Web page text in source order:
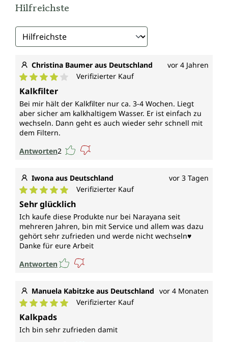
Hilfreichste
Christina Baumer aus Deutschland vor 4 Jahren
Durchschnittliche Bewertung von 4 von 5 Sternen
Verifizierter Kauf
Kalkfilter
Bei mir hält der Kalkfilter nur ca. 3-4 Wochen. Liegt
aber sicher am kalkhaltigem Wasser. Er ist einfach zu
wechseln. Dann geht es auch wieder sehr schnell mit
dem Filtern.
Antworten2
Iwona aus Deutschland vor 3 Tagen
Durchschnittliche Bewertung von 5 von 5 Sternen
Verifizierter Kauf
Sehr glücklich
Ich kaufe diese Produkte nur bei Narayana seit
mehreren Jahren, bin mit Service und allem was dazu
gehört sehr zufrieden und werde nicht wechseln♥️
Danke für eure Arbeit
Antworten
Manuela Kabitzke aus Deutschland vor 4 Monaten
Durchschnittliche Bewertung von 5 von 5 Sternen
Verifizierter Kauf
Kalkpads
Ich bin sehr zufrieden damit